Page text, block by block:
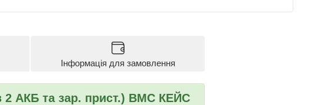
Інформація для замовлення
2 АКБ та зар. прист.) BMC КЕЙС